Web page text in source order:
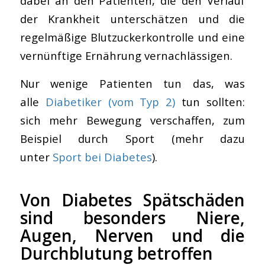
der Krankheit unterschätzen und die
regelmäßige Blutzuckerkontrolle und eine
vernünftige Ernährung vernachlässigen.
Nur wenige Patienten tun das, was
alle Diabetiker (vom Typ 2) tun sollten:
sich mehr Bewegung verschaffen, zum
Beispiel durch Sport (mehr dazu
unter Sport bei Diabetes).
Von Diabetes Spätschäden
sind besonders Niere,
Augen, Nerven und die
Durchblutung betroffen